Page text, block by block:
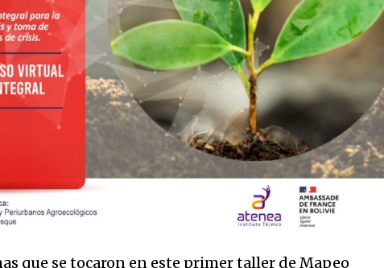
que se tocaron en este primer taller de Mapeo